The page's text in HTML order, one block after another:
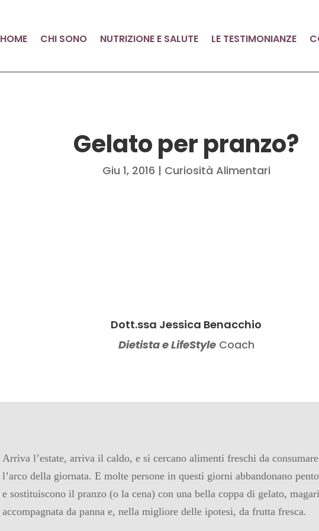
HOME CHI SONO NUTRIZIONE E SALUTE LE TESTIMONIANZE
Gelato per pranzo?
Giu 1, 2016 | Curiosità Alimentari
Dott.ssa Jessica Benacchio
Dietista e LifeStyleCoach
Arriva l’estate, arriva il caldo, e si cercano alimenti freschi da
l’arco della giornata. E molte persone in questi giorni abbandonano
e sostituiscono il pranzo (o la cena) con una bella coppa di gelato, magari
accompagnata da panna e, nella migliore delle ipotesi, da frutta fresca.